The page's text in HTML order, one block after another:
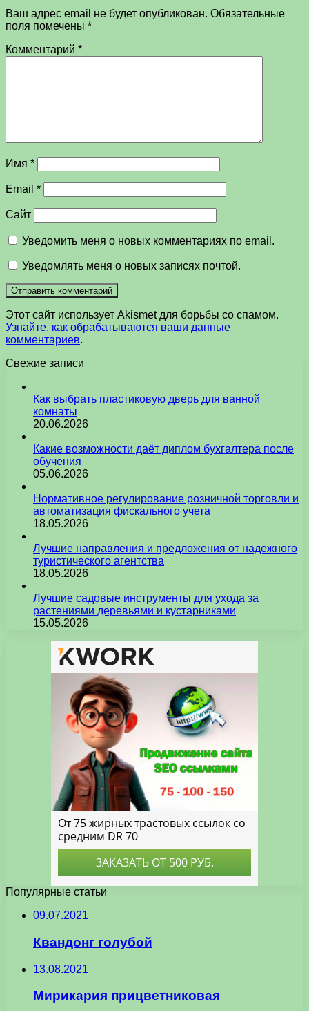
Ваш адрес email не будет опубликован. Обязательные
поля помечены *
Комментарий *
Имя *
Email *
Сайт
Уведомить меня о новых комментариях по email.
Уведомлять меня о новых записях почтой.
Этот сайт использует Akismet для борьбы со спамом.
Узнайте, как обрабатываются ваши данные
комментариев.
Свежие записи
Как выбрать пластиковую дверь для ванной
комнаты
20.06.2026
Какие возможности даёт диплом бухгалтера после
обучения
05.06.2026
Нормативное регулирование розничной торговли и
автоматизация фискального учета
18.05.2026
Лучшие направления и предложения от надежного
туристического агентства
18.05.2026
Лучшие садовые инструменты для ухода за
растениями деревьями и кустарниками
15.05.2026
Популярные статьи
09.07.2021
Квандонг голубой
13.08.2021
Мирикария прицветниковая